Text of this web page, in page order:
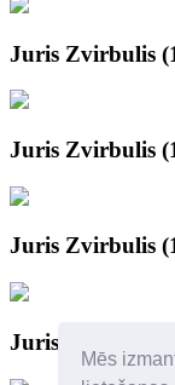
Mēs
Juris Zvirbulis
Juris Zvirbulis
Juris Zvirbulis
Juris Zvirbulis